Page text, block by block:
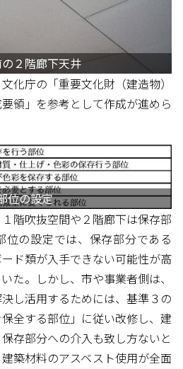
２階廊下天井
化庁の「重要文化財（建造物）
領」を参考として作成が進めら
位の設定
階吹抜空間や２階廊下は保存部
位の設定では、保存部分である
ド類が入手できない可能性が高
た。しかし、市や事業者側は、
し活用するためには、基準３の
保全する部位」に従い改修し、建
存部分への介入も致し方ないと
築材料のアスベスト使用が全面